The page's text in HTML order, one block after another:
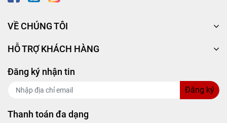
không mất nhiều thời gian.
Size S: 35cm-36cm sử dụng cho xe 4 chỗ cỡ nhỏ.
Size M: 37cm-38cm sử dụng cho xe 4 chỗ, 7 chỗ.
Size L: 39cm-40cm sử dụng cho xe 9 chỗ, 15 chỗ, 16
VỀ CHÚNG TÔI
HỖ TRỢ KHÁCH HÀNG
Đăng ký nhận tin
Đăng ký
Thanh toán đa dạng